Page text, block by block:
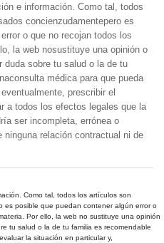
e información. Como tal, todos
concienzudamentepero es
o que no recojan todos los
la web nosustituye una opinión o
duda sobre tu salud o la de tu
médica para que pueda
prescribir el
a todos los efectos legales que la
ser incompleta, errónea o
relación contractual ni de
Como tal, todos los artículos son
es posible que puedan contener algún error o
Por ello, la web no sustituye una opinión
tu salud o la de tu familia es recomendable
la situación en particular y,